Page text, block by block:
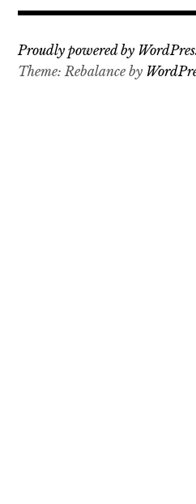
Proudly powered by
Theme: Rebalance by